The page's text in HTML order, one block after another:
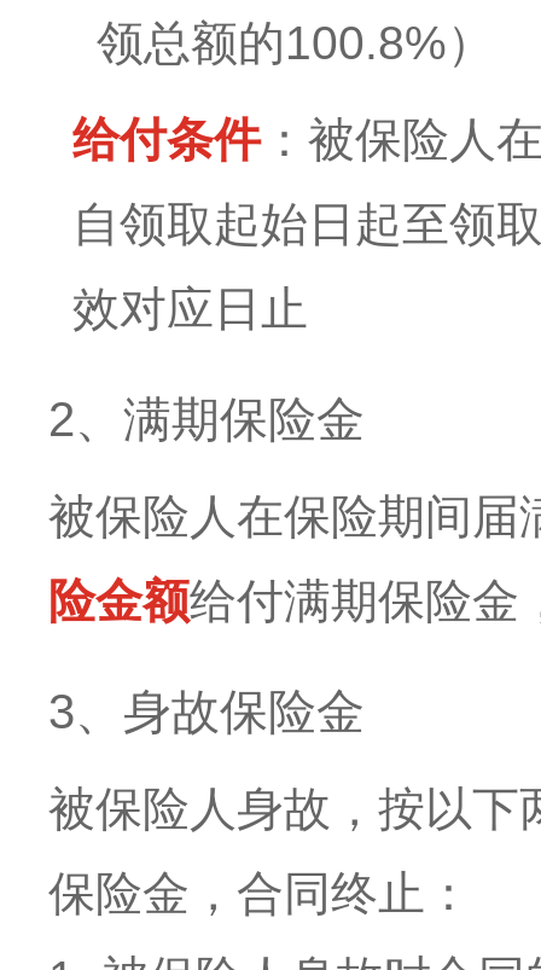
领总额的100.8%）
给付条件：被保险人
自领取起始日起至领
效对应日止
2、满期保险金
被保险人在保险期间届
险金额给付满期保险金
3、身故保险金
被保险人身故，按以下
保险金，合同终止：